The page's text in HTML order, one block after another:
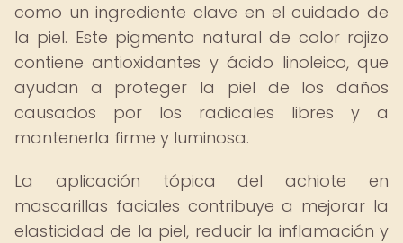
como un ingrediente clave en el cuidado de
la piel. Este pigmento natural de color rojizo
contiene antioxidantes y ácido linoleico, que
ayudan a proteger la piel de los daños
causados por los radicales libres y a
mantenerla firme y luminosa.
La aplicación tópica del achiote en
mascarillas faciales contribuye a mejorar la
elasticidad de la piel, reducir la inflamación y